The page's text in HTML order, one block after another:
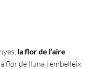
la flor de l’aire
flor de lluna i embelleix